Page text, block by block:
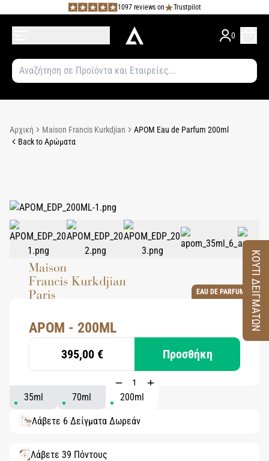
1097 reviews on Trustpilot
0
Αρχική Maison Francis Kurkdjian
APOM Eau de Parfum 200ml
Back to Αρώματα
EAU DE PARFUM
APOM - 200ML
395,00 € Προσθήκη
35ml 70ml 200ml
Λάβετε 6 Δείγματα Δωρεάν
Λάβετε 39 Πόντους
ΚΟΥΤΙ ΔΕΙΓΜΑΤΩΝ